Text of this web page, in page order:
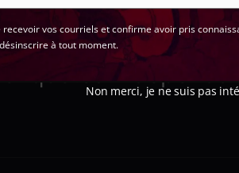
!
recevoir vos courriels et confirme avoir pris
à tout moment.
Non merci, je ne suis pas